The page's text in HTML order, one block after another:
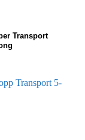
Transport